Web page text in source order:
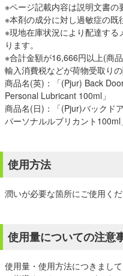
※ページ記載内容は説明文書の
※本剤の成分に対し過敏症の既
※現地在庫状況により配達す
ります。
※合計金額が16,666円以上(商
輸入消費税などが荷物受取りの
商品名(英)：「(Pjur) Back
Personal Lubricant 100ml」
商品名(日)：「(Pjur)バックド
パーソナルルブリカント100ml
使用方法
潤いが必要な箇所にご使用くだ
使用量についての注意
使用量・使用方法につきまし